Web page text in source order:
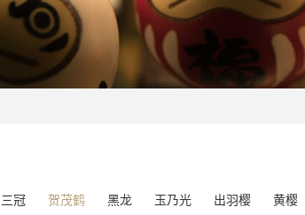
三冠 贺茂鹤 黑龙 玉乃光 出羽樱 黄樱